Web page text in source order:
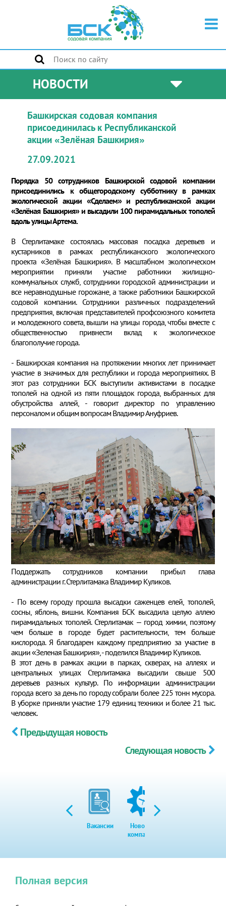
НОВОСТИ
Башкирская содовая компания
присоединилась к Республиканской
акции «Зелёная Башкирия»
27.09.2021
Порядка 50 сотрудников Башкирской содовой компании
присоединились к общегородскому субботнику в рамках
экологической акции «Сделаем» и республиканской акции
«Зелёная Башкирия» и высадили 100 пирамидальных тополей
вдоль улицы Артема.
В Стерлитамаке состоялась массовая посадка деревьев и
кустарников в рамках республиканского экологического
проекта «Зелёная Башкирия». В масштабном экологическом
мероприятии приняли участие работники жилищно-
коммунальных служб, сотрудники городской администрации и
все неравнодушные горожане, а также работники Башкирской
содовой компании. Сотрудники различных подразделений
предприятия, включая представителей профсоюзного комитета
и молодежного совета, вышли на улицы города, чтобы вместе с
общественностью привнести вклад к экологическое
благополучие города.
- Башкирская компания на протяжении многих лет принимает
участие в значимых для республики и города мероприятиях. В
этот раз сотрудники БСК выступили активистами в посадке
тополей на одной из пяти площадок города, выбранных для
обустройства аллей, - говорит директор по управлению
персоналом и общим вопросам Владимир Ануфриев.
Поддержать сотрудников компании прибыл глава
администрации г. Стерлитамака Владимир Куликов.
- По всему городу прошла высадки саженцев елей, тополей,
сосны, яблонь, вишни. Компания БСК высадила целую аллею
пирамидальных тополей. Стерлитамак – город химии, поэтому
чем больше в городе будет растительности, тем больше
кислорода. Я благодарен каждому предприятию за участие в
акции «Зеленая Башкирия», - поделился Владимир Куликов.
В этот день в рамках акции в парках, скверах, на аллеях и
центральных улицах Стерлитамака высадили свыше 500
деревьев разных культур. По информации администрации
города всего за день по городу собрали более 225 тонн мусора.
В уборке приняли участие 179 единиц техники и более 21 тыс.
человек.
Предыдущая новость
Следующая новость
Вакансии
Новости
компании
Полная версия